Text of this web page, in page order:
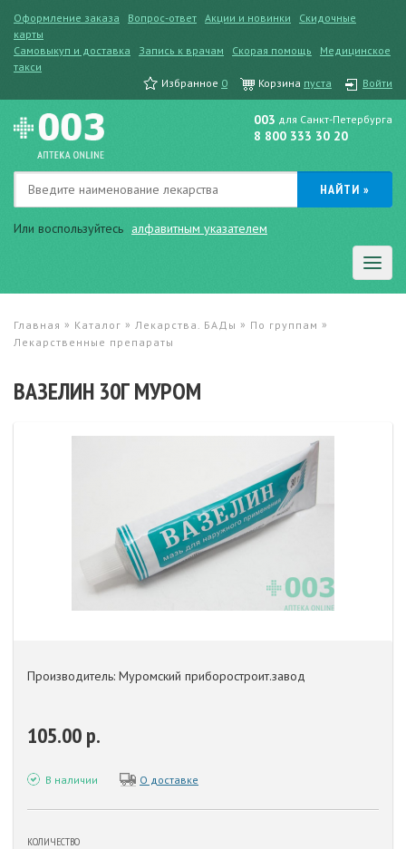
Оформление заказа Вопрос-ответ Акции и новинки
Скидочные
карты
Самовыкуп и доставка
Запись к врачам Скорая помощь
Медицинское
такси
Избранное 0 Корзина пуста Войти
Или воспользуйтесь алфавитным указателем
003 для Санкт-Петербурга
8 800 333 30 20
Главная » Каталог » Лекарства. БАДы » По группам »
Лекарственные препараты
ВАЗЕЛИН 30Г МУРОМ
Производитель: Муромский приборостроит.завод
105.00 р.
В наличии О доставке
КОЛИЧЕСТВО